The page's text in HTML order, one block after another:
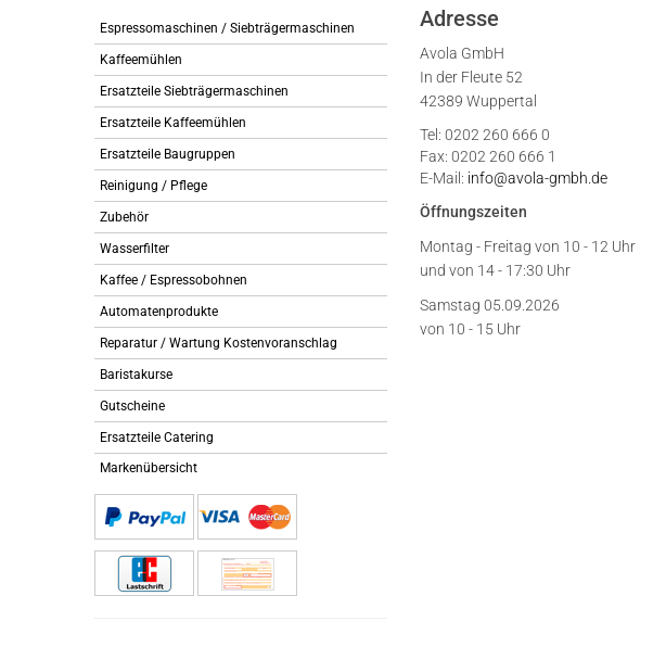
Espressomaschinen / Siebträgermaschinen
Kaffeemühlen
Ersatzteile Siebträgermaschinen
Ersatzteile Kaffeemühlen
Ersatzteile Baugruppen
Reinigung / Pflege
Zubehör
Wasserfilter
Kaffee / Espressobohnen
Automatenprodukte
Reparatur / Wartung Kostenvoranschlag
Baristakurse
Gutscheine
Ersatzteile Catering
Markenübersicht
Adresse
Avola GmbH
In der Fleute 52
42389 Wuppertal
Tel: 0202 260 666 0
Fax: 0202 260 666 1
E-Mail: info@avola-gmbh.de
Öffnungszeiten
Montag - Freitag von 10 - 12 Uhr
und von 14 - 17:30 Uhr
Samstag 05.09.2026
von 10 - 15 Uhr